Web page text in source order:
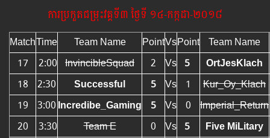
ការប្រកួតជម្រុះវគ្គទី៣ ថ្ងៃទី ១៤-កក្កដា-២០១៨
MatchTime Team Name PointVsPoint Team Name
17
2:00 InvincibleSquad 2 Vs 5
OrtJesKlach
18 2:30 Successful 5 Vs 1
Kur_Oy_Klach
19 3:00Incredibe_Gaming 5 Vs 0 Imperial_Return
20
3:30 Team E 0 Vs 5
Five MiLitary